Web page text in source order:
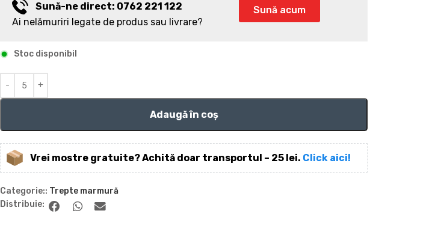
Sună-ne direct: 0762 221 122
Ai nelămuriri legate de produs sau livrare?
Sună acum
Stoc disponibil
Adaugă în coș
Vrei mostre gratuite? Achită doar transportul – 25 lei. Click aici!
Categorie:: Trepte marmură
Distribuie: